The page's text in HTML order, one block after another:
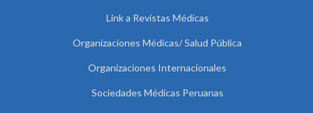
Link a Revistas Médicas
Organizaciones Médicas/ Salud Pública
Organizaciones Internacionales
Sociedades Médicas Peruanas